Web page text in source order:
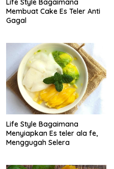
Life Style Bagaimana
Membuat Cake Es Teler Anti
Gagal
Life Style Bagaimana
Menyiapkan Es teler ala fe,
Menggugah Selera